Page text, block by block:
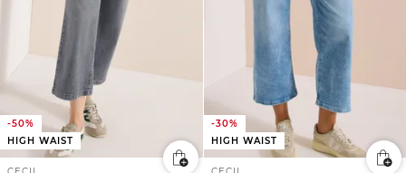
-50%
HIGH WAIST
-30%
HIGH WAIST